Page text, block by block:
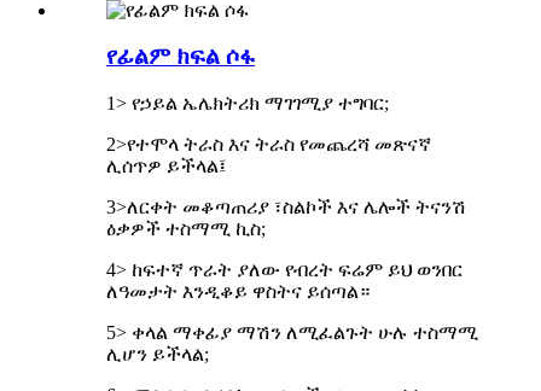
የፊልም ክፍል ሶፋ
1> የኃይል ኤሌክትሪክ ማገገሚያ ተግባር;
2>የተሞላ ትራስ እና ትራስ የመጨረሻ መጽናኛ
ሊሰጥዎ ይችላል፤
3>ለርቀት መቆጣጠሪያ ፣ስልኮች እና ሌሎች ትናንሽ
ዕቃዎች ተስማሚ ኪስ;
4> ከፍተኛ ጥራት ያለው የብረት ፍሬም ይህ ወንበር
ለዓመታት እንዲቆይ ዋስትና ይሰጣል።
5> ቀላል ማቀፊያ ማሽን ለሚፈልጉት ሁሉ ተስማሚ
ሊሆን ይችላል;